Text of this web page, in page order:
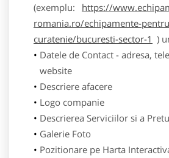
(exemplu:
https://
romania.ro/echipamente-
curatenie/bucuresti-sector-1 )
Datele de Contact - adresa,
website
Descriere afacere
Logo companie
Descrierea Serviciilor si a
Galerie Foto
Pozitionare pe Harta